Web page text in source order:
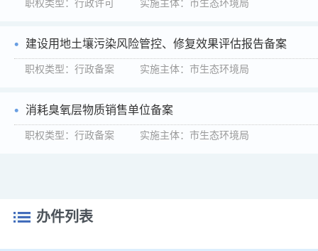
职权类型：行政许可 实施主体：市生态环境局
建设用地土壤污染风险管控、修复效果评估报告备案
职权类型：行政备案 实施主体：市生态环境局
消耗臭氧层物质销售单位备案
职权类型：行政备案 实施主体：市生态环境局
办件列表